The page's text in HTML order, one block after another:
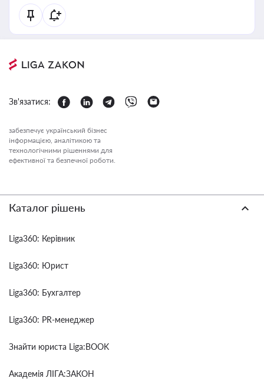
Зв'язатися:
забезпечує український бізнес
інформацією, аналітикою та
технологічними рішеннями для
ефективної та безпечної роботи.
Каталог рішень
Liga360: Керівник
Liga360: Юрист
Liga360: Бухгалтер
Liga360: PR-менеджер
Знайти юриста Liga:BOOK
Академія ЛІГА:ЗАКОН